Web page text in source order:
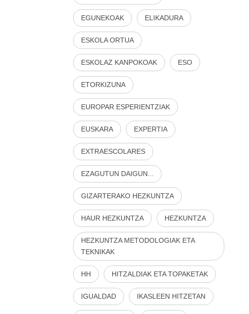
EGUNEKOAK ELIKADURA
ESKOLA ORTUA
ESKOLAZ KANPOKOAK ESO
ETORKIZUNA
EUROPAR ESPERIENTZIAK
EUSKARA EXPERTIA
EXTRAESCOLARES
EZAGUTUN DAIGUN...
GIZARTERAKO HEZKUNTZA
HAUR HEZKUNTZA HEZKUNTZA
HEZKUNTZA METODOLOGIAK ETA
TEKNIKAK
HH HITZALDIAK ETA TOPAKETAK
IGUALDAD IKASLEEN HITZETAN